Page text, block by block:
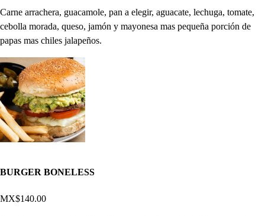
Carne arrachera, guacamole, pan a elegir, aguacate, lechuga, tomate,
cebolla morada, queso, jamón y mayonesa mas pequeña porción de
papas mas chiles jalapeños.
BURGER BONELESS
MX$140.00